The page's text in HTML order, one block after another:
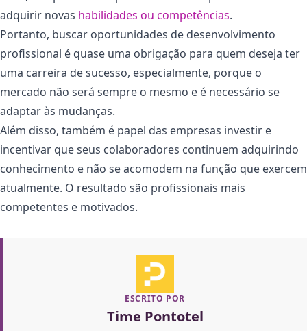
adquirir novas habilidades ou competências.
Portanto, buscar oportunidades de desenvolvimento
profissional é quase uma obrigação para quem deseja ter
uma carreira de sucesso, especialmente, porque o
mercado não será sempre o mesmo e é necessário se
adaptar às mudanças.
Além disso, também é papel das empresas investir e
incentivar que seus colaboradores continuem adquirindo
conhecimento e não se acomodem na função que exercem
atualmente. O resultado são profissionais mais
competentes e motivados.
ESCRITO POR
Time Pontotel